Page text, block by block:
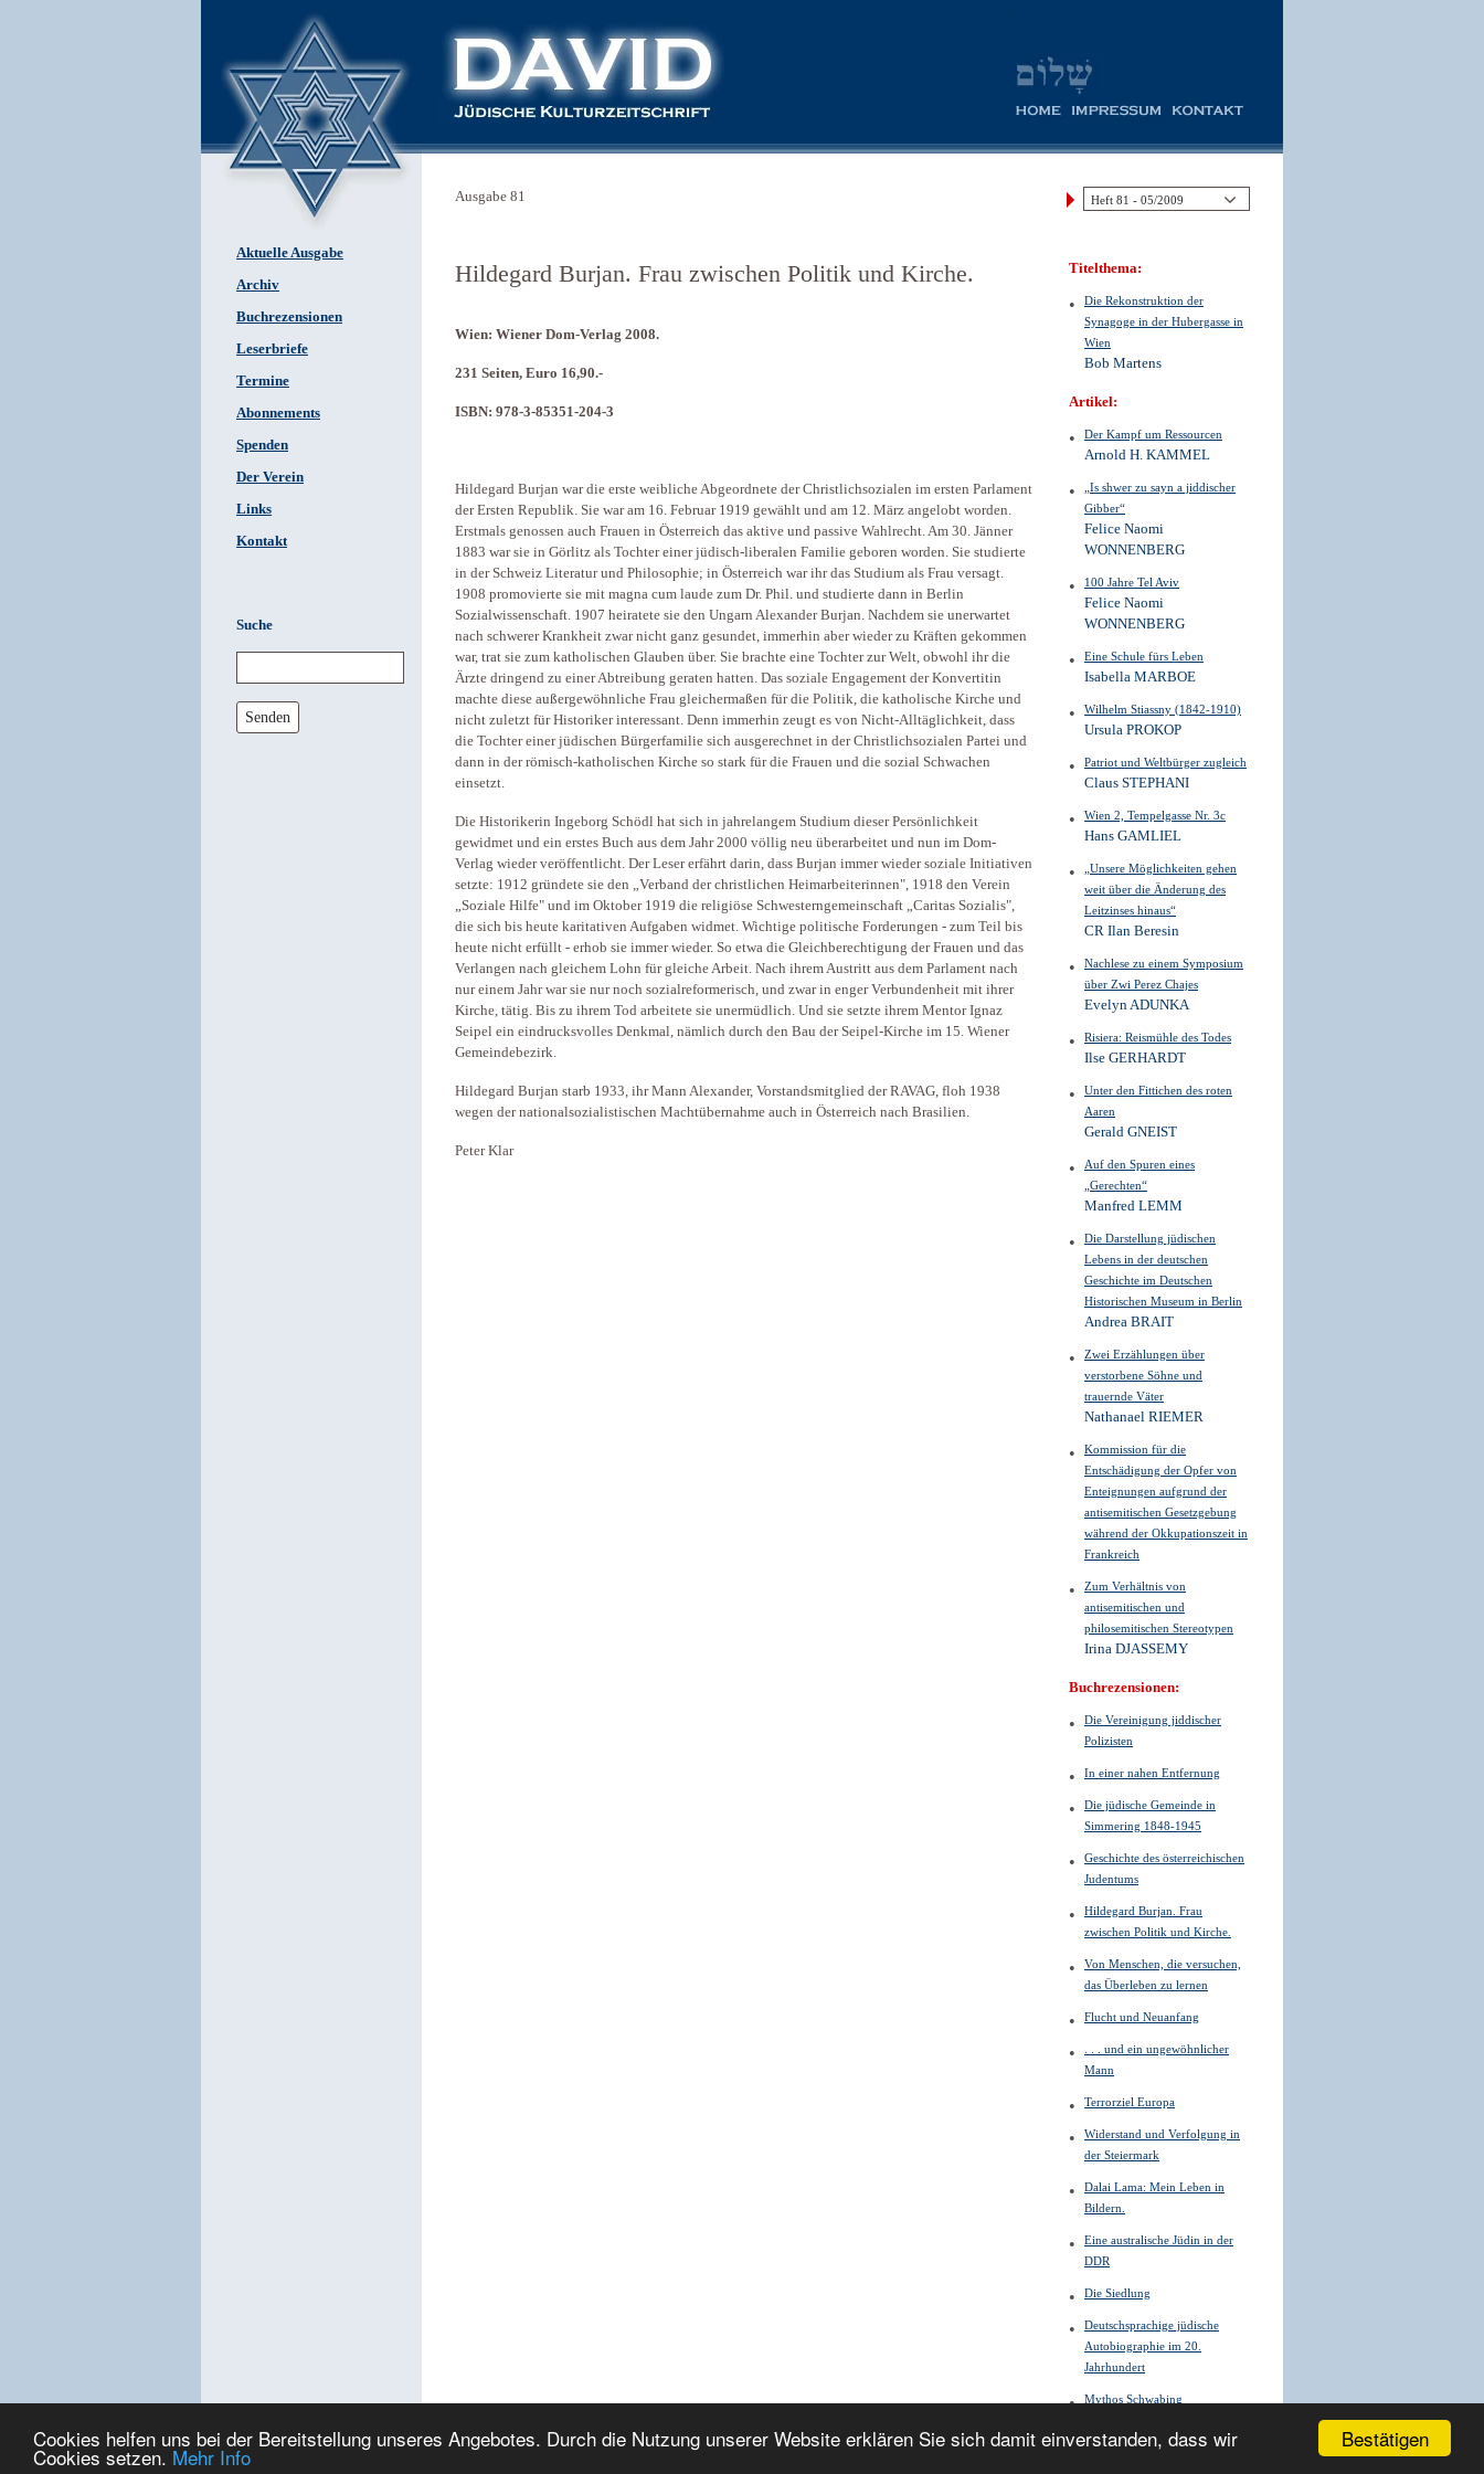
Bestätigen
Cookies helfen uns bei der Bereitstellung unseres Angebotes. Durch die Nutzung unserer Website erklären Sie sich damit einverstanden, dass wir
Cookies setzen. Mehr Info
Aktuelle Ausgabe
Archiv
Buchrezensionen
Leserbriefe
Termine
Abonnements
Spenden
Der Verein
Links
Kontakt
Suche
Senden
Ausgabe 81
Hildegard Burjan. Frau zwischen Politik und Kirche.
Wien: Wiener Dom-Verlag 2008.
231 Seiten, Euro 16,90.-
ISBN: 978-3-85351-204-3
Hildegard Burjan war die erste weibliche Abgeordnete der Christlichsozialen im ersten Parlament
der Ersten Republik. Sie war am 16. Februar 1919 gewählt und am 12. März angelobt worden.
Erstmals genossen auch Frauen in Österreich das aktive und passive Wahlrecht. Am 30. Jänner
1883 war sie in Görlitz als Tochter einer jüdisch-liberalen Familie geboren worden. Sie studierte
in der Schweiz Literatur und Philosophie; in Österreich war ihr das Studium als Frau versagt.
1908 promovierte sie mit magna cum laude zum Dr. Phil. und studierte dann in Berlin
Sozialwissenschaft. 1907 heiratete sie den Ungarn Alexander Burjan. Nachdem sie unerwartet
nach schwerer Krankheit zwar nicht ganz gesundet, immerhin aber wieder zu Kräften gekommen
war, trat sie zum katholischen Glauben über. Sie brachte eine Tochter zur Welt, obwohl ihr die
Ärzte dringend zu einer Abtreibung geraten hatten. Das soziale Engagement der Konvertitin
machte diese außergewöhnliche Frau gleichermaßen für die Politik, die katholische Kirche und
nicht zuletzt für Historiker interessant. Denn immerhin zeugt es von Nicht-Alltäglichkeit, dass
die Tochter einer jüdischen Bürgerfamilie sich ausgerechnet in der Christlichsozialen Partei und
dann in der römisch-katholischen Kirche so stark für die Frauen und die sozial Schwachen
einsetzt.
Die Historikerin Ingeborg Schödl hat sich in jahrelangem Studium dieser Persönlichkeit
gewidmet und ein erstes Buch aus dem Jahr 2000 völlig neu überarbeitet und nun im Dom-
Verlag wieder veröffentlicht. Der Leser erfährt darin, dass Burjan immer wieder soziale Initiativen
setzte: 1912 gründete sie den „Verband der christlichen Heimarbeiterinnen", 1918 den Verein
„Soziale Hilfe" und im Oktober 1919 die religiöse Schwesterngemeinschaft „Caritas Sozialis",
die sich bis heute karitativen Aufgaben widmet. Wichtige politische Forderungen - zum Teil bis
heute nicht erfüllt - erhob sie immer wieder. So etwa die Gleichberechtigung der Frauen und das
Verlangen nach gleichem Lohn für gleiche Arbeit. Nach ihrem Austritt aus dem Parlament nach
nur einem Jahr war sie nur noch sozialreformerisch, und zwar in enger Verbundenheit mit ihrer
Kirche, tätig. Bis zu ihrem Tod arbeitete sie unermüdlich. Und sie setzte ihrem Mentor Ignaz
Seipel ein eindrucksvolles Denkmal, nämlich durch den Bau der Seipel-Kirche im 15. Wiener
Gemeindebezirk.
Hildegard Burjan starb 1933, ihr Mann Alexander, Vorstandsmitglied der RAVAG, floh 1938
wegen der nationalsozialistischen Machtübernahme auch in Österreich nach Brasilien.
Peter Klar
Titelthema:
Die Rekonstruktion der
Synagoge in der Hubergasse in
Wien
Bob Martens
Artikel:
Der Kampf um Ressourcen
Arnold H. KAMMEL
„Is shwer zu sayn a jiddischer
Gibber“
Felice Naomi
WONNENBERG
100 Jahre Tel Aviv
Felice Naomi
WONNENBERG
Eine Schule fürs Leben
Isabella MARBOE
Wilhelm Stiassny (1842-1910)
Ursula PROKOP
Patriot und Weltbürger zugleich
Claus STEPHANI
Wien 2, Tempelgasse Nr. 3c
Hans GAMLIEL
„Unsere Möglichkeiten gehen
weit über die Änderung des
Leitzinses hinaus“
CR Ilan Beresin
Nachlese zu einem Symposium
über Zwi Perez Chajes
Evelyn ADUNKA
Risiera: Reismühle des Todes
Ilse GERHARDT
Unter den Fittichen des roten
Aaren
Gerald GNEIST
Auf den Spuren eines
„Gerechten“
Manfred LEMM
Die Darstellung jüdischen
Lebens in der deutschen
Geschichte im Deutschen
Historischen Museum in Berlin
Andrea BRAIT
Zwei Erzählungen über
verstorbene Söhne und
trauernde Väter
Nathanael RIEMER
Kommission für die
Entschädigung der Opfer von
Enteignungen aufgrund der
antisemitischen Gesetzgebung
während der Okkupationszeit in
Frankreich
Zum Verhältnis von
antisemitischen und
philosemitischen Stereotypen
Irina DJASSEMY
Buchrezensionen:
Die Vereinigung jiddischer
Polizisten
In einer nahen Entfernung
Die jüdische Gemeinde in
Simmering 1848-1945
Geschichte des österreichischen
Judentums
Hildegard Burjan. Frau
zwischen Politik und Kirche.
Von Menschen, die versuchen,
das Überleben zu lernen
Flucht und Neuanfang
. . . und ein ungewöhnlicher
Mann
Terrorziel Europa
Widerstand und Verfolgung in
der Steiermark
Dalai Lama: Mein Leben in
Bildern.
Eine australische Jüdin in der
DDR
Die Siedlung
Deutschsprachige jüdische
Autobiographie im 20.
Jahrhundert
Mythos Schwabing